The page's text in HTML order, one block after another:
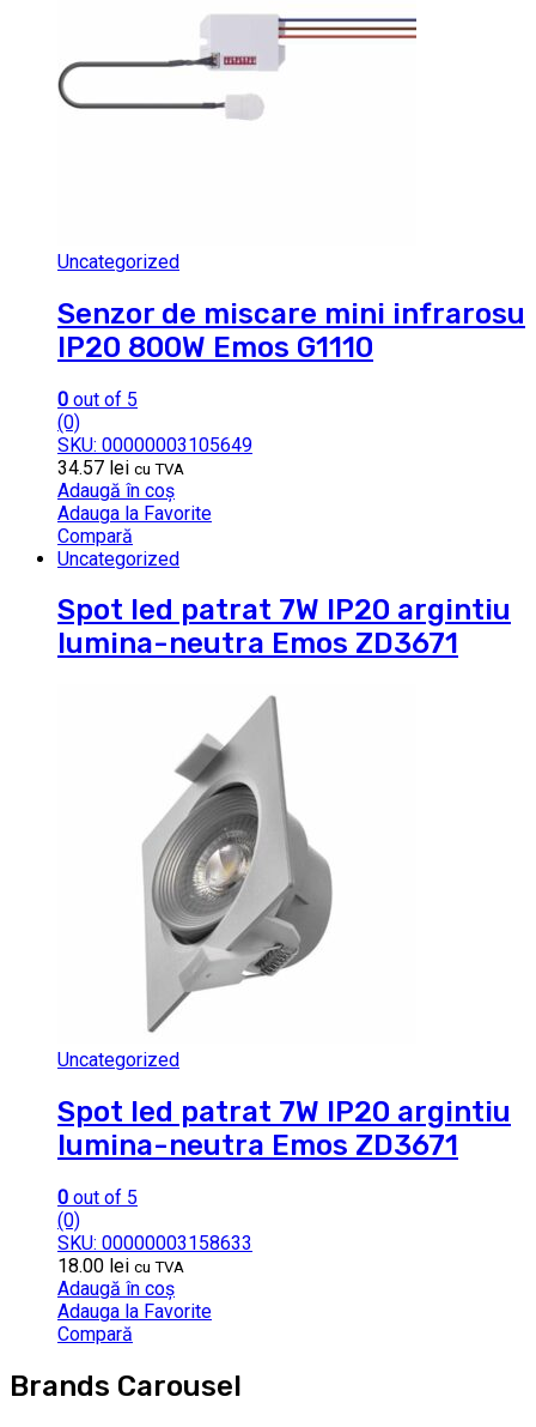
Uncategorized
Senzor de miscare mini infrarosu
IP20 800W Emos G1110
0 out of 5
(0)
SKU: 00000003105649
34.57 lei cu TVA
Adaugă în coș
Adauga la Favorite
Compară
Uncategorized
Spot led patrat 7W IP20 argintiu
lumina-neutra Emos ZD3671
Uncategorized
Spot led patrat 7W IP20 argintiu
lumina-neutra Emos ZD3671
0 out of 5
(0)
SKU: 00000003158633
18.00 lei cu TVA
Adaugă în coș
Adauga la Favorite
Compară
Brands Carousel